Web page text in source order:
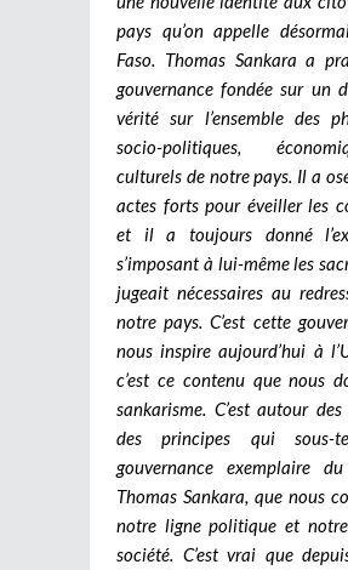
pays qu’on appelle
Faso. Thomas Sankara a
gouvernance fondée sur un
vérité sur l’ensemble des
socio-politiques,
culturels de notre pays. Il a
actes forts pour éveiller les
et il a toujours donné
s’imposant à lui-même les
jugeait nécessaires au
notre pays. C’est cette
nous inspire aujourd’hui à
c’est ce contenu que nous
sankarisme. C’est autour
des principes qui sous-
gouvernance exemplaire
Thomas Sankara, que nous
notre ligne politique et
société. C’est vrai que